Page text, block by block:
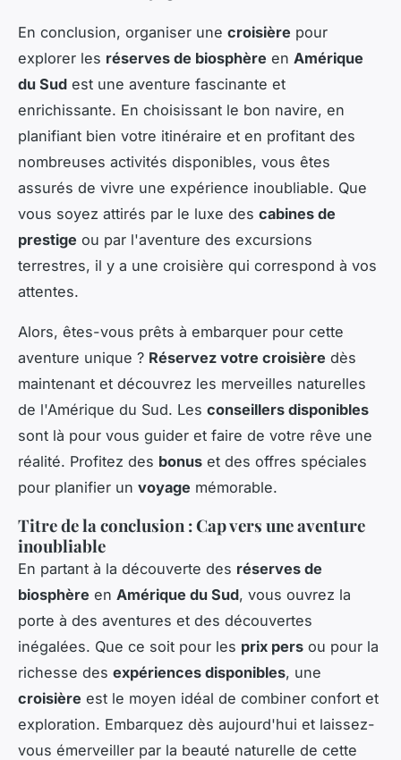
En conclusion, organiser une croisière pour
explorer les réserves de biosphère en Amérique
du Sud est une aventure fascinante et
enrichissante. En choisissant le bon navire, en
planifiant bien votre itinéraire et en profitant des
nombreuses activités disponibles, vous êtes
assurés de vivre une expérience inoubliable. Que
vous soyez attirés par le luxe des cabines de
prestige ou par l'aventure des excursions
terrestres, il y a une croisière qui correspond à vos
attentes.
Alors, êtes-vous prêts à embarquer pour cette
aventure unique ? Réservez votre croisière dès
maintenant et découvrez les merveilles naturelles
de l'Amérique du Sud. Les conseillers disponibles
sont là pour vous guider et faire de votre rêve une
réalité. Profitez des bonus et des offres spéciales
pour planifier un voyage mémorable.
Titre de la conclusion : Cap vers une aventure
inoubliable
En partant à la découverte des réserves de
biosphère en Amérique du Sud, vous ouvrez la
porte à des aventures et des découvertes
inégalées. Que ce soit pour les prix pers ou pour la
richesse des expériences disponibles, une
croisière est le moyen idéal de combiner confort et
exploration. Embarquez dès aujourd'hui et laissez-
vous émerveiller par la beauté naturelle de cette